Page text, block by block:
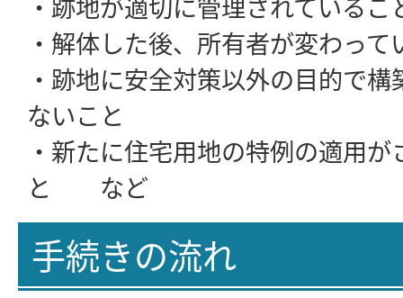
・解体した後、所有者が変わって
・跡地に安全対策以外の目的で
ないこと
・新たに住宅用地の特例の適用
と など
手続きの流れ